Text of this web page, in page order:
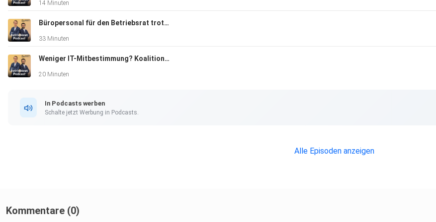
14 Minuten
Büropersonal für den Betriebsrat trotz guter IT-Ausstattung?
33 Minuten
Weniger IT-Mitbestimmung? Koalitionsprogramm 2026
20 Minuten
In Podcasts werben
Schalte jetzt Werbung in Podcasts.
Alle Episoden anzeigen
Kommentare (0)